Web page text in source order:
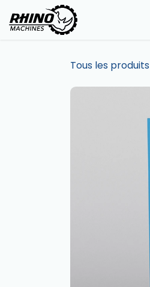
Se rendre au contenu
Tous les produits